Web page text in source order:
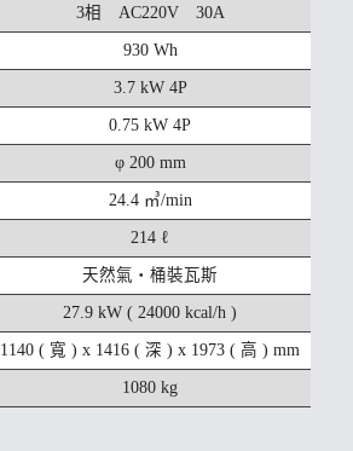
3相 AC220V 30A
930 Wh
3.7 kW 4P
0.75 kW 4P
φ 200 mm
24.4 ㎥/min
214 ℓ
天然氣・桶裝瓦斯
27.9 kW ( 24000 kcal/h )
1140 ( 寬 ) x 1416 ( 深 ) x 1973 ( 高 ) mm
1080 kg